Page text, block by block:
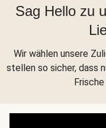
Sag Hello zu
Wir wählen unsere
stellen so sicher, dass